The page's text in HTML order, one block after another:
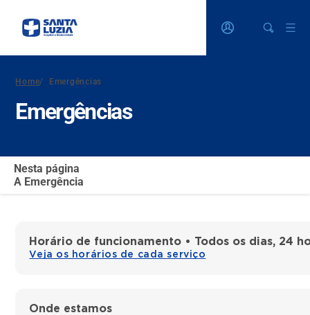
Home/ Emergências
Emergências
Nesta página
A Emergência
Horário de funcionamento • Todos os dias, 24
Veja os horários de cada serviço
Onde estamos